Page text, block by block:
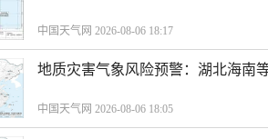
中国天气网 2026-08-06 18:17
地质灾害气象风险预警：湖北海南
中国天气网 2026-08-06 18:05